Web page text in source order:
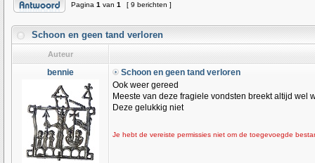
Pagina 1 van 1 [ 9 berichten ]
Schoon en geen tand verloren
Auteur
bennie
Schoon en geen tand verloren
Ook weer gereed
Meeste van deze fragiele vondsten breekt altijd wel
Deze gelukkig niet
Je hebt de vereiste permissies niet om de toegevoegde